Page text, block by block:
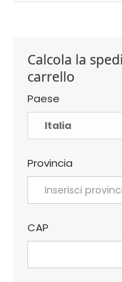
Calcola la
carrello
Paese
Provincia
CAP